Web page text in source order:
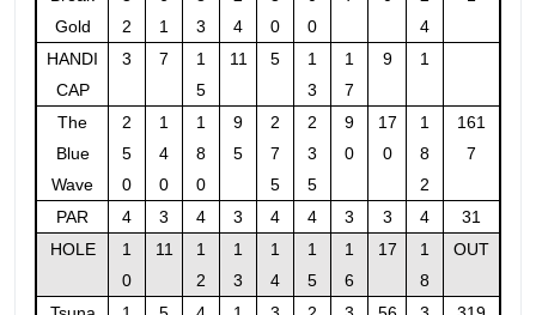
Gold
2
1
3
4
0
0
4
HANDI
CAP
3 7
1
5
11 5
1
3
1
7
9 1
The
Blue
Wave
2
5
0
1
4
0
1
8
0
9
5
2
7
5
2
3
5
9
0
17
0
1
8
2
161
7
PAR 4 3 4 3 4 4 3 3 4
31
HOLE
1
0
11
1
2
1
3
1
4
1
5
1
6
17
1
8
OUT